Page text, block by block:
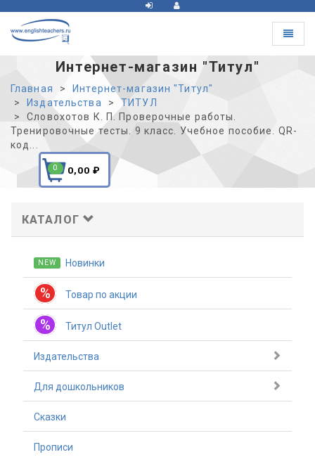
Toggle
Интернет-магазин "Титул"
Главная
Интернет-магазин "Титул"
Издательства
ТИТУЛ
Словохотов К. П. Проверочные работы.
Тренировочные тесты. 9 класс. Учебное пособие. QR-
код...
0 0,00 ₽
КАТАЛОГ
NEW Новинки
% Товар по акции
% Титул Outlet
Издательства
Для дошкольников
Сказки
Прописи